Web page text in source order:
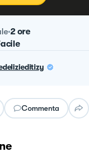
2 ore
Commenta